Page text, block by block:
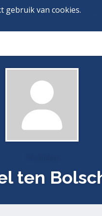
gebruik van cookies.
ten